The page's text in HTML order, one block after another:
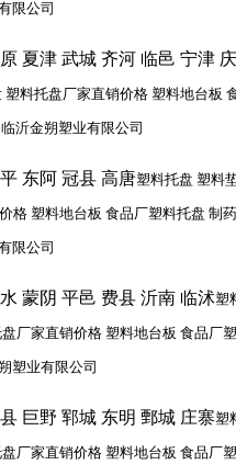
限公司
夏津 武城 齐河 临邑 宁津
料托盘厂家直销价格 塑料地台板
沂金朔塑业有限公司
东阿 冠县 高唐塑料托盘 塑料
格 塑料地台板 食品厂塑料托盘 制
限公司
蒙阴 平邑 费县 沂南 临沭塑
厂家直销价格 塑料地台板 食品厂
塑业有限公司
巨野 郓城 东明 鄄城 庄寨塑
厂家直销价格 塑料地台板 食品厂